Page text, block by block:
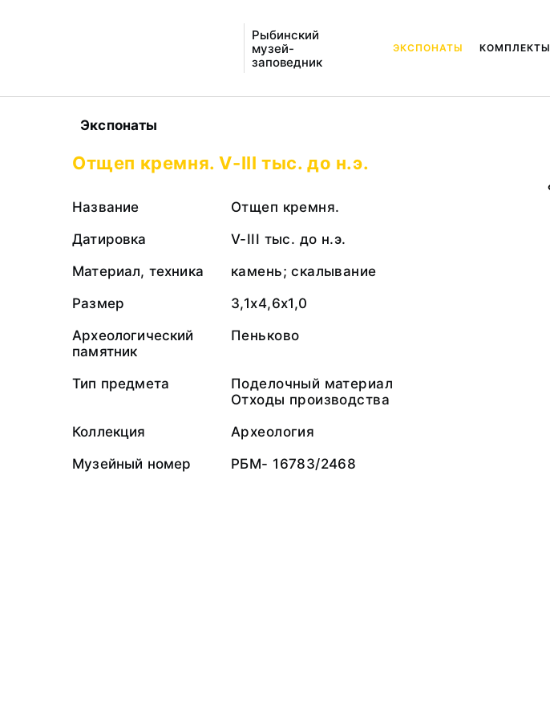
Рыбинский
музей-
заповедник
ЭКСПОНАТЫ КОМПЛЕКТЫ
Экспонаты
Отщеп кремня. V-III тыс. до н.э.
Название
Отщеп кремня.
Датировка
V-III тыс. до н.э.
Материал, техника
камень; скалывание
Размер
3,1х4,6х1,0
Археологический
памятник
Пеньково
Тип предмета
Поделочный материал
Отходы производства
Коллекция
Археология
Музейный номер
РБМ- 16783/2468